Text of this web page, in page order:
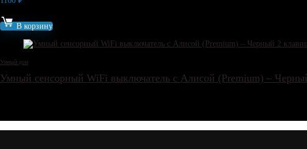
В корзину
Умный дом
Умный сенсорный WiFi выключатель c Алисой (Premium) –